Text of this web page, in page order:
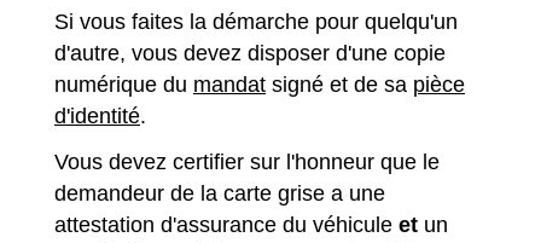
Si vous faites la démarche pour quelqu'un
d'autre, vous devez disposer d'une copie
numérique du mandat signé et de sa pièce
d'identité.
Vous devez certifier sur l'honneur que le
demandeur de la carte grise a une
attestation d'assurance du véhicule et un